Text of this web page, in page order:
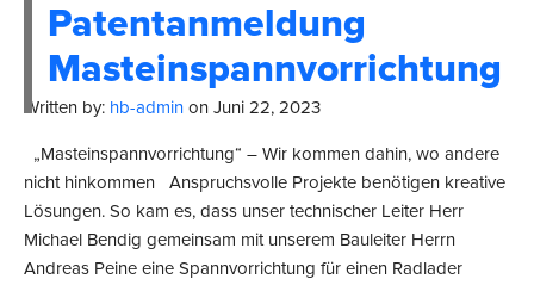
Gmbh
IT
Patentanmeldung
Masteinspannvorrichtung
Written by: hb-admin on Juni 22, 2023
„Masteinspannvorrichtung“ – Wir kommen dahin, wo andere
nicht hinkommen Anspruchsvolle Projekte benötigen kreative
Lösungen. So kam es, dass unser technischer Leiter Herr
Michael Bendig gemeinsam mit unserem Bauleiter Herrn
Andreas Peine eine Spannvorrichtung für einen Radlader